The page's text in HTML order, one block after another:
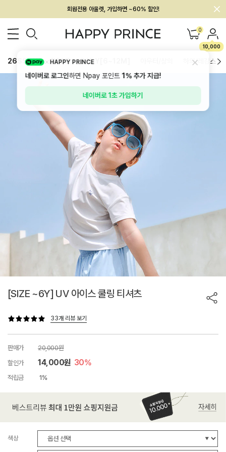
멤버십 최대 28,000원 혜택
0
10,000
26SS 신상 BEST BABY[6~12M] 하의/레깅스
[SIZE ~6Y] UV 아이스 쿨링 티셔츠
33개 리뷰 보기
판매가
20,000원
할인가
14,000원 30%
적립금 1%
색상
HAPPY PRINCE
네이버로 로그인하면 Npay 포인트1%추가 지급!
네이버로 1초 가입하기